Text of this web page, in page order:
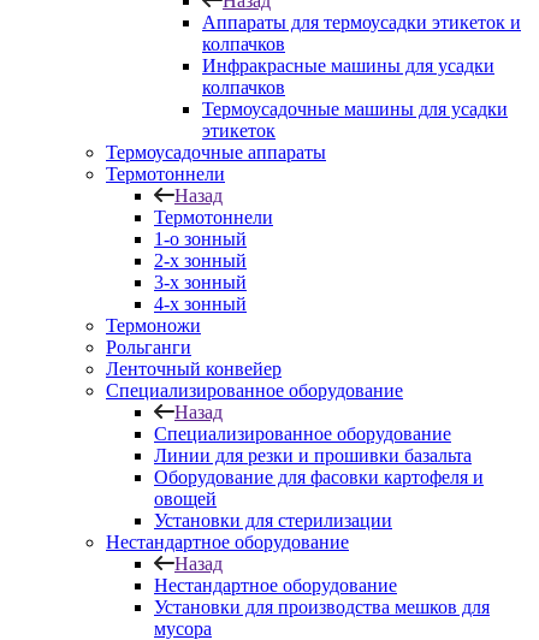
Аппараты для термоусадки этикеток и
колпачков
Инфракрасные машины для усадки
колпачков
Термоусадочные машины для усадки
этикеток
Термоусадочные аппараты
Термотоннели
Назад
Термотоннели
1-о зонный
2-х зонный
3-х зонный
4-х зонный
Термоножи
Рольганги
Ленточный конвейер
Специализированное оборудование
Назад
Специализированное оборудование
Линии для резки и прошивки базальта
Оборудование для фасовки картофеля и
овощей
Установки для стерилизации
Нестандартное оборудование
Назад
Нестандартное оборудование
Установки для производства мешков для
мусора